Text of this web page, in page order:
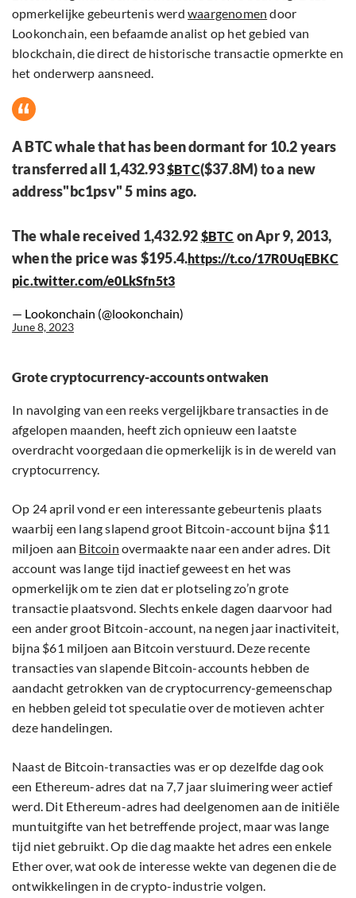
opmerkelijke gebeurtenis werd waargenomen door
Lookonchain, een befaamde analist op het gebied van
blockchain, die direct de historische transactie opmerkte en
het onderwerp aansneed.
A BTC whale that has been dormant for 10.2 years
transferred all 1,432.93$BTC($37.8M) to a new
address"bc1psv" 5 mins ago.
The whale received 1,432.92 $BTC on Apr 9, 2013,
when the price was $195.4.https://t.co/17R0UqEBKC
pic.twitter.com/e0LkSfn5t3
— Lookonchain (@lookonchain)
June 8, 2023
Grote cryptocurrency-accounts ontwaken
In navolging van een reeks vergelijkbare transacties in de
afgelopen maanden, heeft zich opnieuw een laatste
overdracht voorgedaan die opmerkelijk is in de wereld van
cryptocurrency.
Op 24 april vond er een interessante gebeurtenis plaats
waarbij een lang slapend groot Bitcoin-account bijna $11
miljoen aan Bitcoin overmaakte naar een ander adres. Dit
account was lange tijd inactief geweest en het was
opmerkelijk om te zien dat er plotseling zo’n grote
transactie plaatsvond. Slechts enkele dagen daarvoor had
een ander groot Bitcoin-account, na negen jaar inactiviteit,
bijna $61 miljoen aan Bitcoin verstuurd. Deze recente
transacties van slapende Bitcoin-accounts hebben de
aandacht getrokken van de cryptocurrency-gemeenschap
en hebben geleid tot speculatie over de motieven achter
deze handelingen.
Naast de Bitcoin-transacties was er op dezelfde dag ook
een Ethereum-adres dat na 7,7 jaar sluimering weer actief
werd. Dit Ethereum-adres had deelgenomen aan de initiële
muntuitgifte van het betreffende project, maar was lange
tijd niet gebruikt. Op die dag maakte het adres een enkele
Ether over, wat ook de interesse wekte van degenen die de
ontwikkelingen in de crypto-industrie volgen.